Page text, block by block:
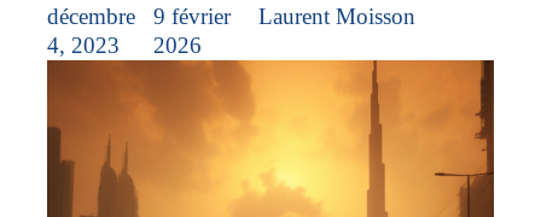
décembre
4, 2023
9 février
2026
Laurent Moisson